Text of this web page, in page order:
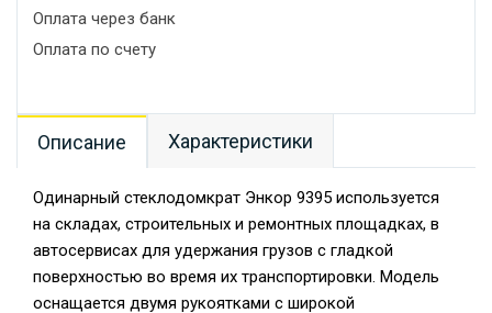
Оплата через банк
Оплата по счету
Описание Характеристики
Одинарный стеклодомкрат Энкор 9395 используется
на складах, строительных и ремонтных площадках, в
автосервисах для удержания грузов с гладкой
поверхностью во время их транспортировки. Модель
оснащается двумя рукоятками с широкой